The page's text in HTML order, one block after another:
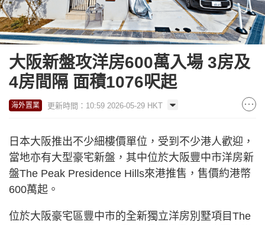
大阪新盤攻洋房600萬入場 3房及
4房間隔 面積1076呎起
海外置業 更新時間：10:59 2026-05-29 HKT
日本大阪推出不少細樓價單位，受到不少港人歡迎，
當地亦有大型豪宅新盤，其中位於大阪豐中市洋房新
盤The Peak Presidence Hills來港推售，售價約港幣
600萬起。
位於大阪豪宅區豐中市的全新獨立洋房別墅項目The